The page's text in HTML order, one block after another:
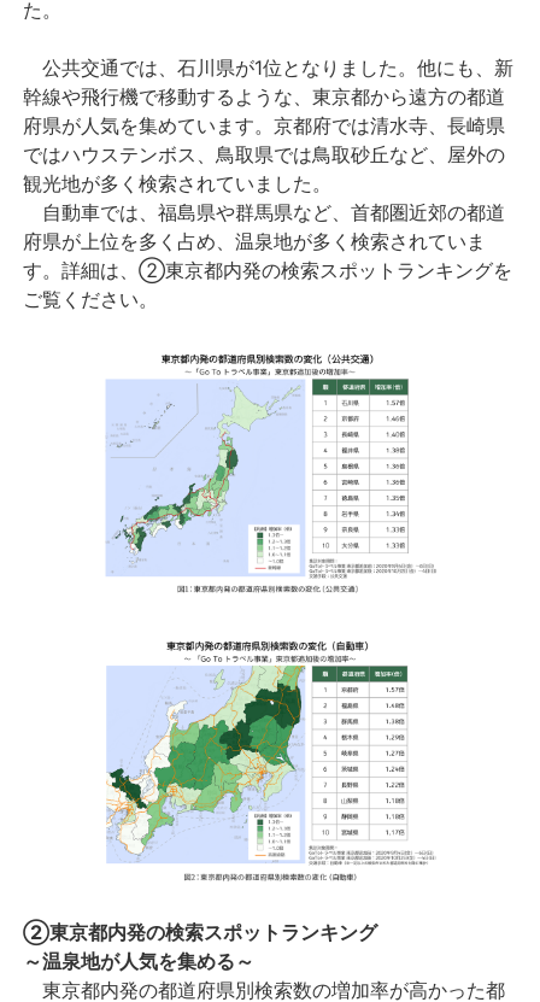
た。
公共交通では、石川県が1位となりました。他にも、新
幹線や飛行機で移動するような、東京都から遠方の都道
府県が人気を集めています。京都府では清水寺、長崎県
ではハウステンボス、鳥取県では鳥取砂丘など、屋外の
観光地が多く検索されていました。
自動車では、福島県や群馬県など、首都圏近郊の都道
府県が上位を多く占め、温泉地が多く検索されていま
す。詳細は、②東京都内発の検索スポットランキングを
ご覧ください。
②東京都内発の検索スポットランキング
～温泉地が人気を集める～
東京都内発の都道府県別検索数の増加率が高かった都